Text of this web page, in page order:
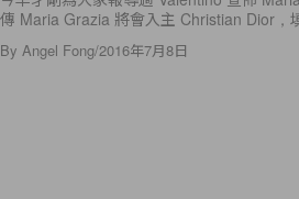
傳 Maria Grazia 將會入主 Christian Dior，
By Angel Fong/2016年7月8日